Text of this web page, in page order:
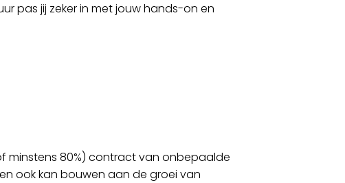
pas jij zeker in met jouw hands-on en
minstens 80%) contract van onbepaalde
ook kan bouwen aan de groei van